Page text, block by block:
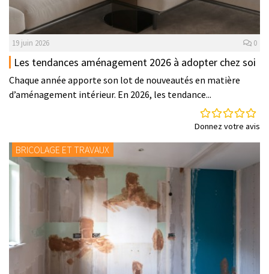
19 juin 2026 0
Les tendances aménagement 2026 à adopter chez soi
Chaque année apporte son lot de nouveautés en matière
d’aménagement intérieur. En 2026, les tendance...
Donnez votre avis
BRICOLAGE ET TRAVAUX